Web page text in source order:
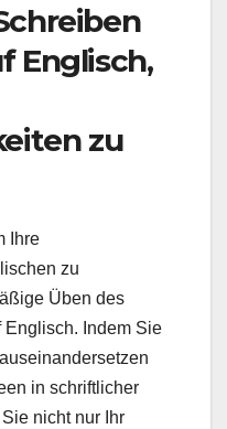
Englisch,
zu
Ihre
zu
Üben des
Englisch. Indem Sie
in schriftlicher
nicht nur Ihr